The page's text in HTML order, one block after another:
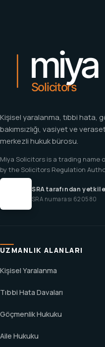
Kişisel yaralanma, tıbbi hata,
bakımsızlığı, vasiyet ve
merkezli hukuk bürosu.
Miya Solicitors is a trading
by the Solicitors Regulation
SRA tarafından
SRA numarası 620580
UZMANLIK ALANLARI
Kişisel Yaralanma
Tıbbi Hata Davaları
Göçmenlik Hukuku
Aile Hukuku